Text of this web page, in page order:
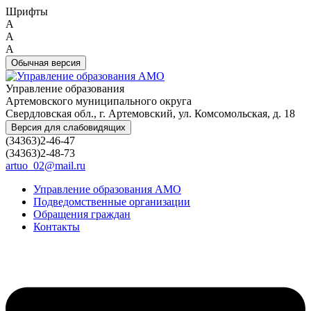
Шрифты
A
A
A
Обычная версия
Управление образования
Артемовского муниципального округа
Свердловская обл., г. Артемовский, ул. Комсомольская, д. 18
Версия для слабовидящих
(34363)2-46-47
(34363)2-48-73
artuo_02@mail.ru
Управление образования АМО
Подведомственные организации
Обращения граждан
Контакты